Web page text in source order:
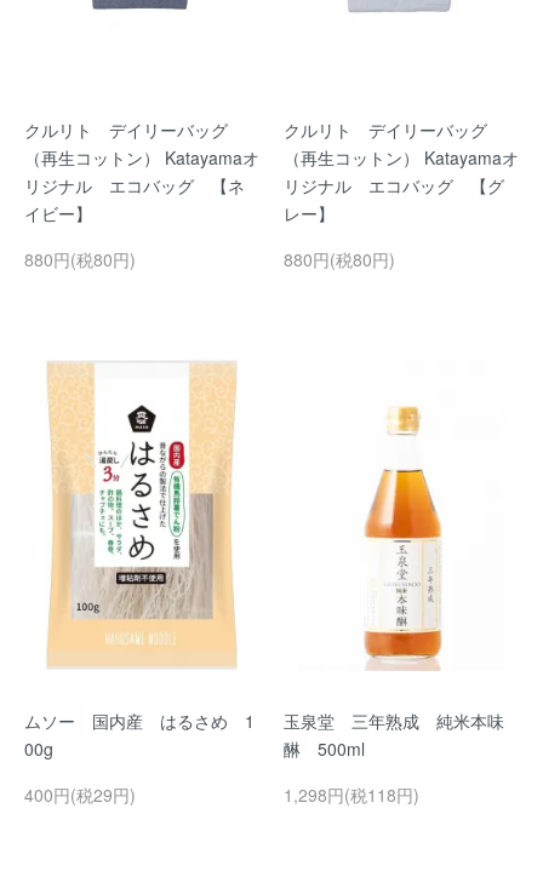
クルリト デイリーバッグ
（再生コットン） Katayamaオ
リジナル エコバッグ 【ネ
イビー】
880円(税80円)
クルリト デイリーバッグ
（再生コットン） Katayamaオ
リジナル エコバッグ 【グ
レー】
880円(税80円)
ムソー 国内産 はるさめ 1
00g
400円(税29円)
玉泉堂 三年熟成 純米本味
醂 500ml
1,298円(税118円)